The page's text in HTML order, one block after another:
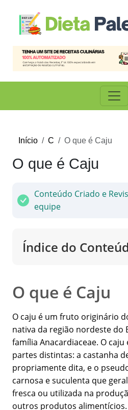
Início C O que é Caju
O que é Caju
Conteúdo Criado e
equipe
Índice do
O que é Caju
O caju é um fruto originário
nativa da região nordeste do
família Anacardiaceae. O
partes distintas: a castanha
propriamente dita, e o
carnosa e suculenta que
fresca ou utilizada na
outros produtos